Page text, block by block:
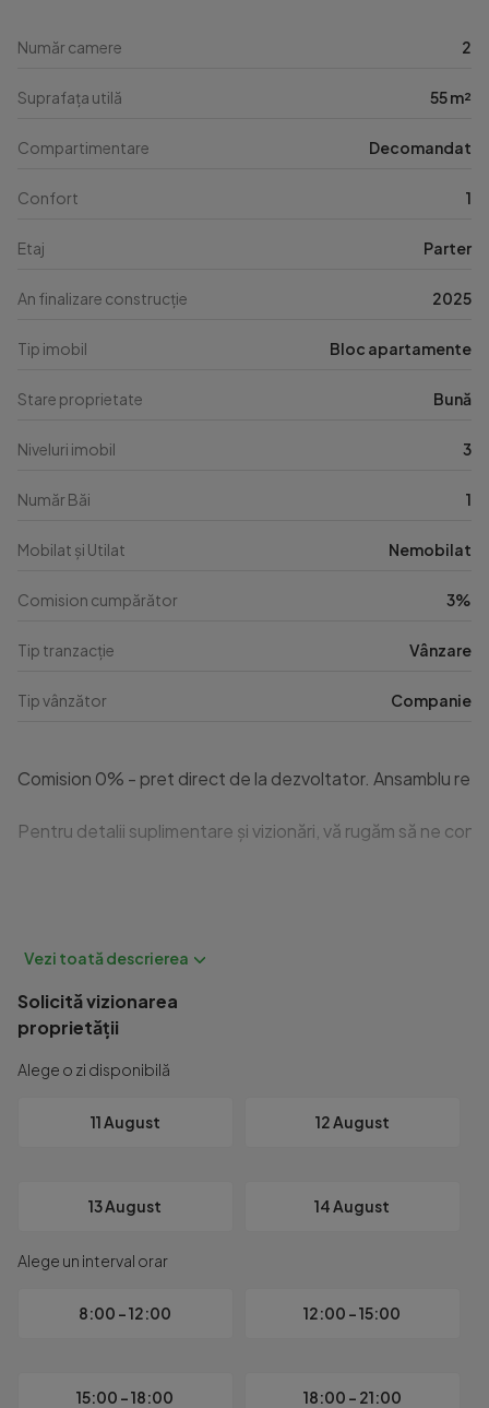
Număr camere 2
Suprafața utilă 55 m²
Compartimentare Decomandat
Confort 1
Etaj Parter
An finalizare construcție 2025
Tip imobil Bloc apartamente
Stare proprietate Bună
Niveluri imobil 3
Număr Băi 1
Mobilat și Utilat Nemobilat
Comision cumpărător 3%
Tip tranzacție Vânzare
Tip vânzător Companie
Comision 0% - pret direct de la dezvoltator. Ansamblu
Pentru detalii suplimentare și vizionări, vă rugăm să ne
Solicită vizionarea
proprietății
Alege o zi disponibilă
11 August 12 August
13 August 14 August
Alege un interval orar
8:00 - 12:00 12:00 - 15:00
15:00 - 18:00 18:00 - 21:00